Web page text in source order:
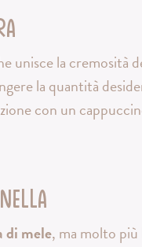
unisce la cremosità
la quantità
con un
di mele, ma molto più